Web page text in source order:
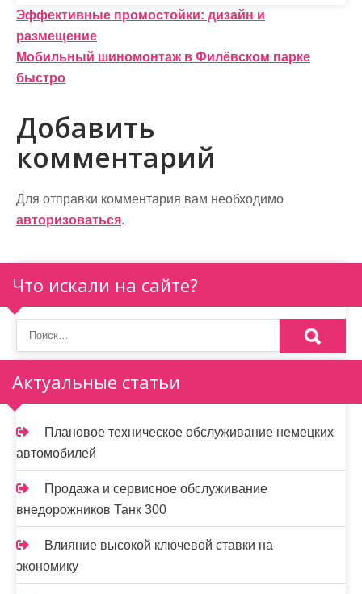
Н
а
в
и
г
а
ц
и
я
п
о
з
а
п
и
с
я
м
Эффективные промостойки: дизайн и
размещение
Мобильный шиномонтаж в Филёвском парке
быстро
Добавить
комментарий
Для отправки комментария вам необходимо
авторизоваться.
Что искали на сайте?
Актуальные статьи
Плановое техническое обслуживание немецких
автомобилей
Продажа и сервисное обслуживание
внедорожников Танк 300
Влияние высокой ключевой ставки на
экономику